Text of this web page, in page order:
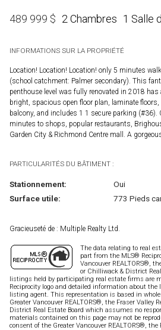
489 999 $ 2 Chambres 1 Salle
INFORMATIONS SUR LA PROPRIÉTÉ
Location! Location! Location! only 5 minutes
(school catchment: Palmer secondary). This
penthouse level was fully renovated in 2018 has
bright, spacious open floor plan, laminate
balcony, and includes 1 1 secure parking (#36).
minutes to shops, popular restaurants,
Garden City & Richmond Centre mall. A
PARTICULARITÉS DU BÂTIMENT :
Stationnement:
Oui
Surface utile:
773 Pieds
Gracieuseté de : Multiple Realty Ltd.
The data relating to real
part from the MLS®
Vancouver REALTORS®,
or Chilliwack & District
listings held by participating real estate firms are
Reciprocity logo and detailed information about
listing agent. This representation is based in
Greater Vancouver REALTORS®, the Fraser Valley
District Real Estate Board which assumes no
materials contained on this page may not be
consent of the Greater Vancouver REALTORS®, the